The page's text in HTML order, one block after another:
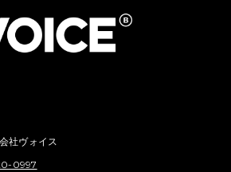
社ヴォイス
0997